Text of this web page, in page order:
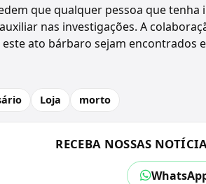
que qualquer pessoa que
nas investigações. A
ato bárbaro sejam encontrados
Loja morto
RECEBA NOSSAS